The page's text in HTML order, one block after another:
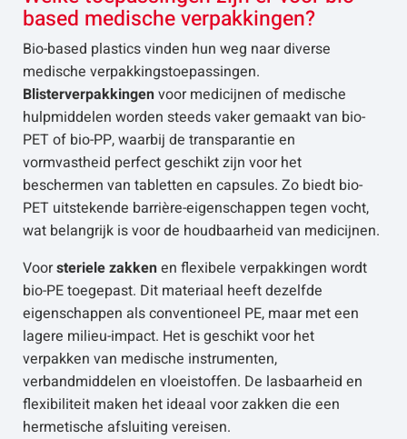
based medische verpakkingen?
Bio-based plastics vinden hun weg naar diverse
medische verpakkingstoepassingen.
Blisterverpakkingenvoor medicijnen of medische
hulpmiddelen worden steeds vaker gemaakt van bio-
PET of bio-PP, waarbij de transparantie en
vormvastheid perfect geschikt zijn voor het
beschermen van tabletten en capsules. Zo biedt bio-
PET uitstekende barrière-eigenschappen tegen vocht,
wat belangrijk is voor de houdbaarheid van medicijnen.
Voorsteriele zakkenen flexibele verpakkingen wordt
bio-PE toegepast. Dit materiaal heeft dezelfde
eigenschappen als conventioneel PE, maar met een
lagere milieu-impact. Het is geschikt voor het
verpakken van medische instrumenten,
verbandmiddelen en vloeistoffen. De lasbaarheid en
flexibiliteit maken het ideaal voor zakken die een
hermetische afsluiting vereisen.